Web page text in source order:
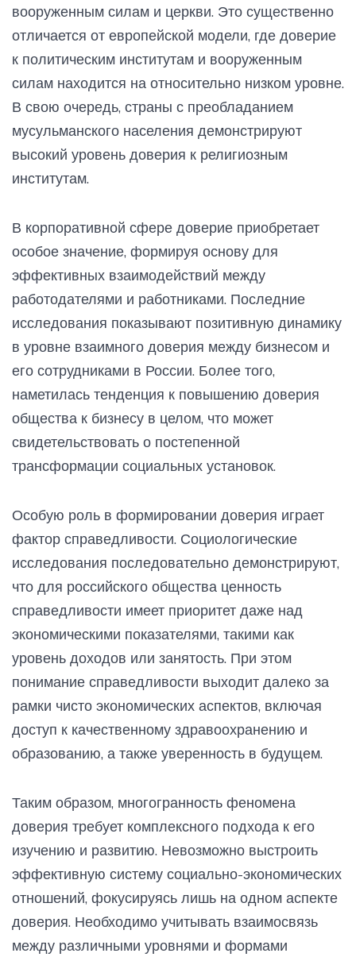
вооруженным силам и церкви. Это существенно
отличается от европейской модели, где доверие
к политическим институтам и вооруженным
силам находится на относительно низком уровне.
В свою очередь, страны с преобладанием
мусульманского населения демонстрируют
высокий уровень доверия к религиозным
институтам.
В корпоративной сфере доверие приобретает
особое значение, формируя основу для
эффективных взаимодействий между
работодателями и работниками. Последние
исследования показывают позитивную динамику
в уровне взаимного доверия между бизнесом и
его сотрудниками в России. Более того,
наметилась тенденция к повышению доверия
общества к бизнесу в целом, что может
свидетельствовать о постепенной
трансформации социальных установок.
Особую роль в формировании доверия играет
фактор справедливости. Социологические
исследования последовательно демонстрируют,
что для российского общества ценность
справедливости имеет приоритет даже над
экономическими показателями, такими как
уровень доходов или занятость. При этом
понимание справедливости выходит далеко за
рамки чисто экономических аспектов, включая
доступ к качественному здравоохранению и
образованию, а также уверенность в будущем.
Таким образом, многогранность феномена
доверия требует комплексного подхода к его
изучению и развитию. Невозможно выстроить
эффективную систему социально-экономических
отношений, фокусируясь лишь на одном аспекте
доверия. Необходимо учитывать взаимосвязь
между различными уровнями и формами